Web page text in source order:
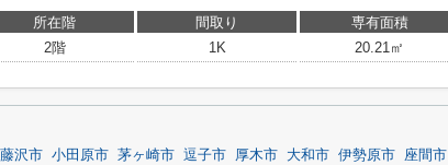
所在階 間取り 専有面積
2階
1K 20.21㎡
藤沢市 小田原市 茅ヶ崎市 逗子市 厚木市 大和市 伊勢原市 座間市